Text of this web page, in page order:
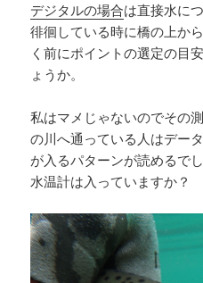
デジタルの場合は直接水に
徘徊している時に橋の上から
く前にポイントの選定の目
ょうか。
私はマメじゃないのでその
の川へ通っている人はデー
が入るパターンが読めるで
水温計は入っていますか？